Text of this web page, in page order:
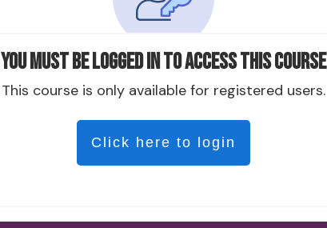
You must be logged in to access this course
This course is only available for registered users.
Click here to login